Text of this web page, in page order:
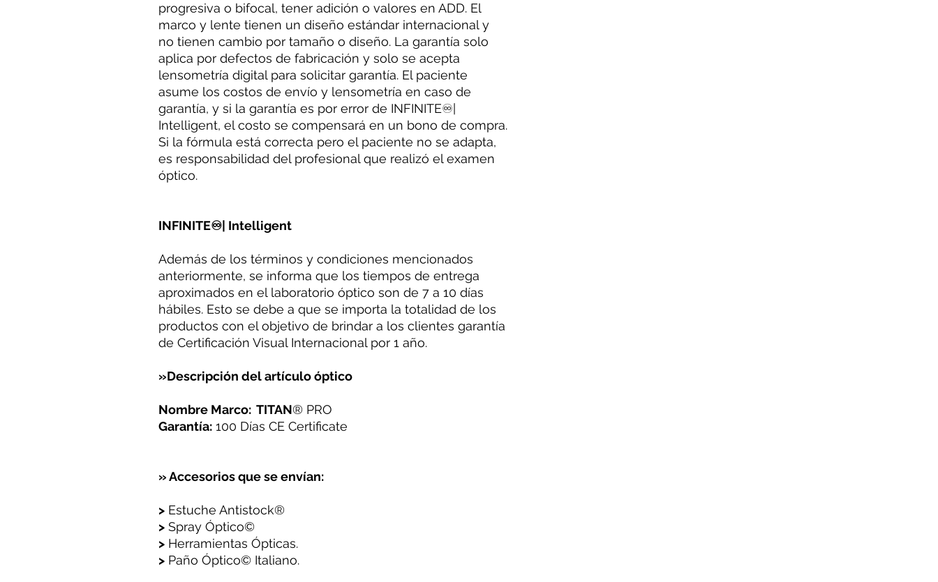
progresiva o bifocal, tener adición o valores en ADD. El
marco y lente tienen un diseño estándar internacional y
no tienen cambio por tamaño o diseño. La garantía solo
aplica por defectos de fabricación y solo se acepta
lensometría digital para solicitar garantía. El paciente
asume los costos de envío y lensometría en caso de
garantía, y si la garantía es por error de INFINITE♾|
Intelligent, el costo se compensará en un bono de compra.
Si la fórmula está correcta pero el paciente no se adapta,
es responsabilidad del profesional que realizó el examen
óptico.
INFINITE♾| Intelligent
Además de los términos y condiciones mencionados
anteriormente, se informa que los tiempos de entrega
aproximados en el laboratorio óptico son de 7 a 10 días
hábiles. Esto se debe a que se importa la totalidad de los
productos con el objetivo de brindar a los clientes garantía
de Certificación Visual Internacional por 1 año.
»Descripción del artículo óptico
Nombre Marco: TITAN® PRO
Garantía: 100 Días CE Certificate
» Accesorios que se envían:
> Estuche Antistock®
> Spray Óptico©
> Herramientas Ópticas.
> Paño Óptico© Italiano.